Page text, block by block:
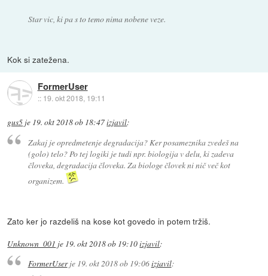
Star vic, ki pa s to temo nima nobene veze.
Kok si zatežena.
FormerUser
:: 19. okt 2018, 19:11
gus5 je 19. okt 2018 ob 18:47izjavil:
Zakaj je opredmetenje degradacija? Ker posameznika zvedeš na
(golo) telo? Po tej logiki je tudi npr. biologija v delu, ki zadeva
človeka, degradacija človeka. Za biologe človek ni nič več kot
organizem.
Zato ker jo razdeliš na kose kot govedo in potem tržiš.
Unknown_001 je 19. okt 2018 ob 19:10izjavil:
FormerUserje 19. okt 2018 ob 19:06izjavil: